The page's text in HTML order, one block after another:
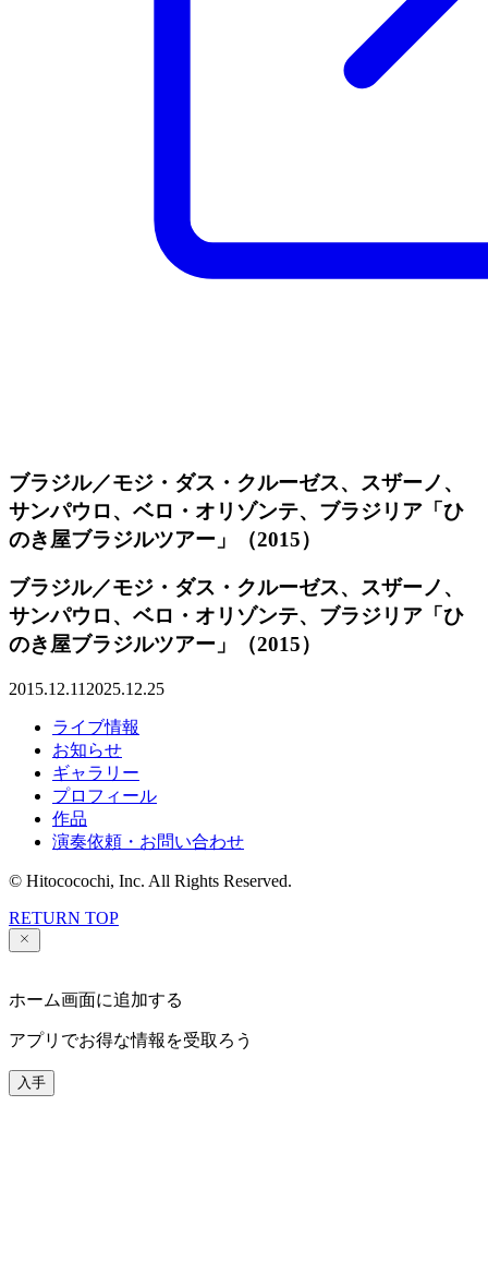
ブラジル／モジ・ダス・クルーゼス、スザーノ、
サンパウロ、ベロ・オリゾンテ、ブラジリア「ひ
のき屋ブラジルツアー」（2015）
ブラジル／モジ・ダス・クルーゼス、スザーノ、
サンパウロ、ベロ・オリゾンテ、ブラジリア「ひ
のき屋ブラジルツアー」（2015）
2015.12.11 2025.12.25
ライブ情報
お知らせ
ギャラリー
プロフィール
作品
演奏依頼・お問い合わせ
© Hitococochi, Inc. All Rights Reserved.
RETURN TOP
ホーム画面に追加する
アプリでお得な情報を受取ろう
入手